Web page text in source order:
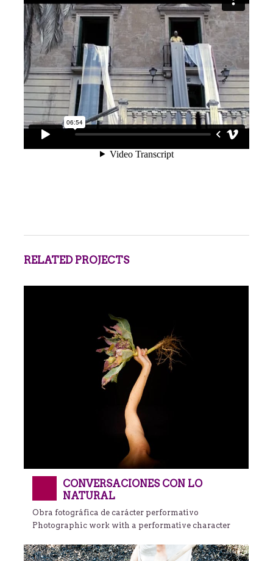
RELATED PROJECTS
CONVERSACIONES CON LO
NATURAL
Obra fotográfica de carácter performativo
Photographic work with a performative character